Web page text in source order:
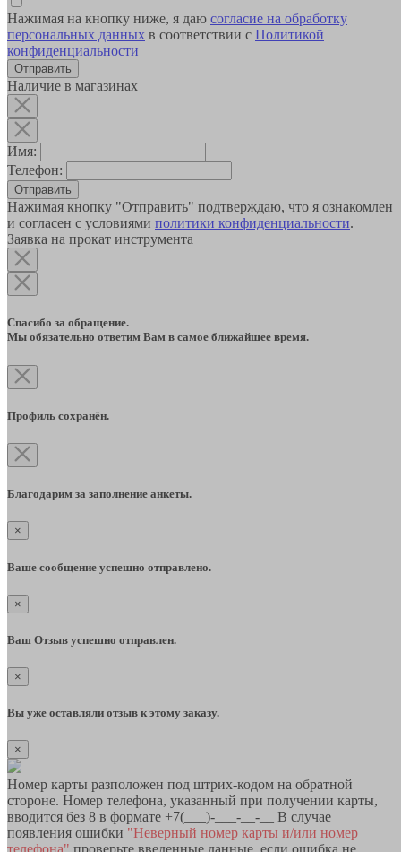
Нажимая на кнопку ниже, я даю согласие на обработку
персональных данных в соответствии с Политикой
конфиденциальности
Наличие в магазинах
Имя:
Телефон:
Отправить
Нажимая кнопку "Отправить" подтверждаю, что я ознакомлен
и согласен с условиями политики конфиденциальности.
Заявка на прокат инструмента
Спасибо за обращение.
Мы обязательно ответим Вам в самое ближайшее время.
Профиль сохранён.
Благодарим за заполнение анкеты.
×
Ваше сообщение успешно отправлено.
×
Ваш Отзыв успешно отправлен.
×
Вы уже оставляли отзыв к этому заказу.
×
Номер карты разположен под штрих-кодом на обратной
стороне. Номер телефона, указанный при получении карты,
вводится без 8 в формате +7(___)-___-__-__ В случае
появления ошибки "Неверный номер карты и/или номер